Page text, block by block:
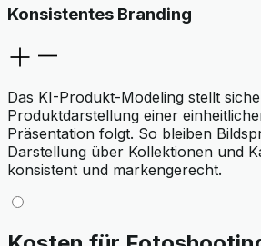
Konsistentes Branding
Das KI-Produkt-Modeling stellt
Produktdarstellung einer
Präsentation folgt. So bleiben
Darstellung über Kollektionen und
konsistent und markengerecht.